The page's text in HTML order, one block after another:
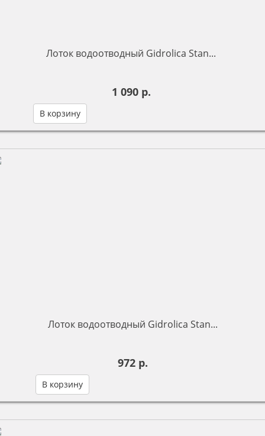
Лоток водоотводный Gidrolica Stan...
1 090 р.
В корзину
Лоток водоотводный Gidrolica Stan...
972 р.
В корзину